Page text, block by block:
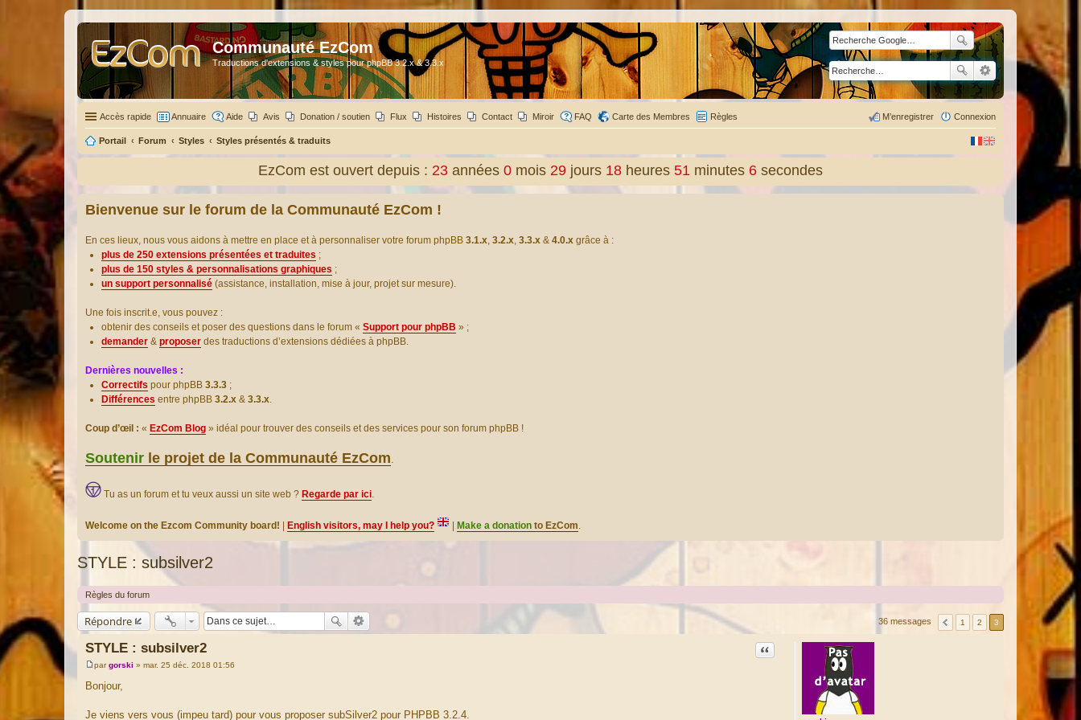
Communauté EzCom
Traductions d'extensions & styles pour phpBB 3.2.x & 3.3.x
Accès rapide Annuaire Aide Avis Donation / soutien Flux Histoires Contact Miroir FAQ Carte des Membres Règles Connexion
M’enregistrer
Portail Forum Styles Styles présentés & traduits
EzCom est ouvert depuis : 23 années 0 mois 29 jours 18 heures 51 minutes 8 secondes
Bienvenue sur le forum de la Communauté EzCom !
En ces lieux, nous vous aidons à mettre en place et à personnaliser votre forum phpBB 3.1.x, 3.2.x, 3.3.x & 4.0.x grâce à :
plus de 250 extensions présentées et traduites ;
plus de 150 styles & personnalisations graphiques ;
un support personnalisé (assistance, installation, mise à jour, projet sur mesure).
Une fois inscrit.e, vous pouvez :
obtenir des conseils et poser des questions dans le forum « Support pour phpBB » ;
demander & proposer des traductions d’extensions dédiées à phpBB.
Dernières nouvelles :
Correctifs pour phpBB 3.3.3 ;
Différences entre phpBB 3.2.x & 3.3.x.
Coup d’œil : « EzCom Blog » idéal pour trouver des conseils et des services pour son forum phpBB !
Soutenir le projet de la Communauté EzCom.
Tu as un forum et tu veux aussi un site web ? Regarde par ici.
Welcome on the Ezcom Community board! English visitors, may I help you? Make a donation to EzCom.
STYLE : subsilver2
Règles du forum
Répondre 36 messages 1 2 3
STYLE : subsilver2 Citation
M
s
pargorski » mar. 25 déc. 2018 01:56
Bonjour,
Je viens vers vous (impeu tard) pour vous proposer subSilver2 pour PHPBB 3.2.4.